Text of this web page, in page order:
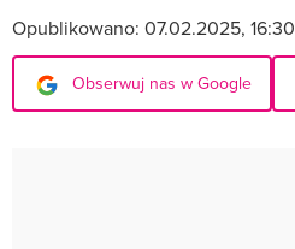
Opublikowano: 07.02.2025, 16:30
Obserwuj nas w Google